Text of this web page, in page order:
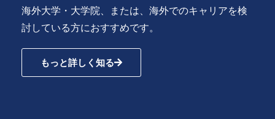
海外大学・大学院、または、海外でのキャリアを検
討している方におすすめです。
もっと詳しく知る